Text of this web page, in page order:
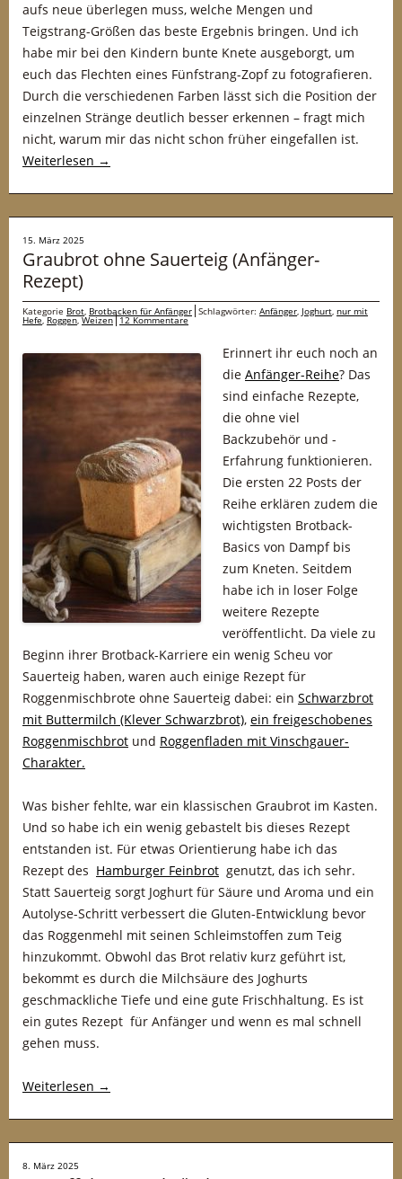
aufs neue überlegen muss, welche Mengen und
Teigstrang-Größen das beste Ergebnis bringen. Und ich
habe mir bei den Kindern bunte Knete ausgeborgt, um
euch das Flechten eines Fünfstrang-Zopf zu fotografieren.
Durch die verschiedenen Farben lässt sich die Position der
einzelnen Stränge deutlich besser erkennen – fragt mich
nicht, warum mir das nicht schon früher eingefallen ist.
Weiterlesen →
15. März 2025
Graubrot ohne Sauerteig (Anfänger-
Rezept)
Kategorie Brot, Brotbacken für Anfänger Schlagwörter: Anfänger, Joghurt, nur mit
Hefe,Roggen,Weizen 12 Kommentare
Erinnert ihr euch noch an
die Anfänger-Reihe? Das
sind einfache Rezepte,
die ohne viel
Backzubehör und -
Erfahrung funktionieren.
Die ersten 22 Posts der
Reihe erklären zudem die
wichtigsten Brotback-
Basics von Dampf bis
zum Kneten. Seitdem
habe ich in loser Folge
weitere Rezepte
veröffentlicht. Da viele zu
Beginn ihrer Brotback-Karriere ein wenig Scheu vor
Sauerteig haben, waren auch einige Rezept für
Roggenmischbrote ohne Sauerteig dabei: ein Schwarzbrot
mit Buttermilch (Klever Schwarzbrot), ein freigeschobenes
Roggenmischbrot und Roggenfladen mit Vinschgauer-
Charakter.
Was bisher fehlte, war ein klassischen Graubrot im Kasten.
Und so habe ich ein wenig gebastelt bis dieses Rezept
entstanden ist. Für etwas Orientierung habe ich das
Rezept des Hamburger Feinbrot genutzt, das ich sehr.
Statt Sauerteig sorgt Joghurt für Säure und Aroma und ein
Autolyse-Schritt verbessert die Gluten-Entwicklung bevor
das Roggenmehl mit seinen Schleimstoffen zum Teig
hinzukommt. Obwohl das Brot relativ kurz geführt ist,
bekommt es durch die Milchsäure des Joghurts
geschmackliche Tiefe und eine gute Frischhaltung. Es ist
ein gutes Rezept für Anfänger und wenn es mal schnell
gehen muss.
Weiterlesen →
8. März 2025